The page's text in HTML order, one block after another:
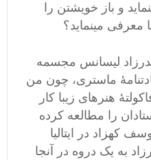
و باز خویشتن را
معرفی مینماید؟
لیسانس مجسمه
ماستری، چون من
هنرهای زیبا کار
را مطالعه کرده
کهزاد در ایتالیا
به یک دروه در آنجا